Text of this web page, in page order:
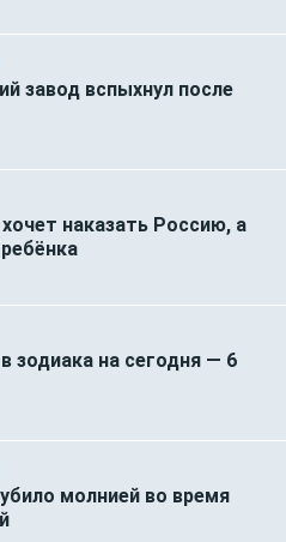
завод вспыхнул после
наказать Россию, а
зодиака на сегодня — 6
молнией во время